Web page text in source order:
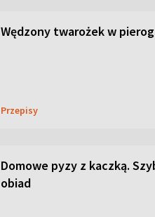
Wędzony twarożek w
Przepisy
Domowe pyzy z kaczką.
obiad